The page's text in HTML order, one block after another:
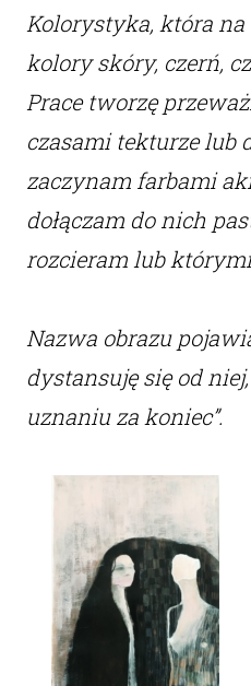
Kolorystyka, która na
kolory skóry, czerń,
Prace tworzę
czasami tekturze lub
zaczynam farbami
dołączam do nich
rozcieram lub
Nazwa obrazu
dystansuję się od
uznaniu za koniec”.